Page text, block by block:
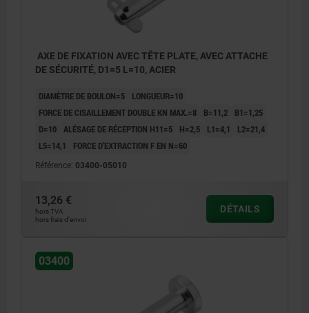
1) Encoche d’arrêt
AXE DE FIXATION AVEC TÊTE PLATE, AVEC ATTACHE
DE SÉCURITÉ, D1=5 L=10, ACIER
DIAMÈTRE DE BOULON=5
LONGUEUR=10
FORCE DE CISAILLEMENT DOUBLE KN MAX.=8
B=11,2
B1=1,25
D=10 ALÉSAGE DE RÉCEPTION H11=5 H=2,5 L1=4,1
L2=21,4
L5=14,1
FORCE D’EXTRACTION F EN N=60
Référence: 03400-05010
13,26 €
hors TVA
hors frais d’envoi
DÉTAILS
03400